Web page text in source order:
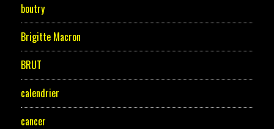
boutry
Brigitte Macron
BRUT
calendrier
cancer